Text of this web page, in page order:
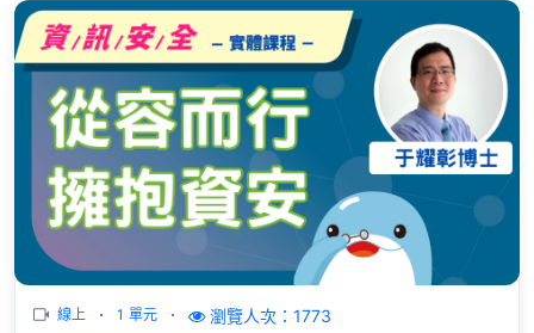
線上 1 單元 瀏覽人次：1773